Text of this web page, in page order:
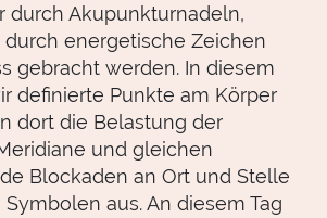
durch Akupunkturnadeln,
energetische Zeichen
gebracht werden. In diesem
definierte Punkte am Körper
dort die Belastung der
und gleichen
Blockaden an Ort und Stelle
aus. An diesem Tag